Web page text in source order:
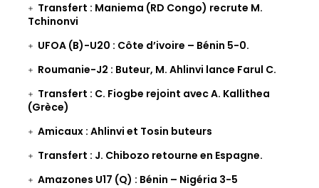
Transfert : Maniema (RD Congo) recrute M.
Tchinonvi
UFOA (B)-U20 : Côte d’ivoire – Bénin 5-0.
Roumanie-J2 : Buteur, M. Ahlinvi lance Farul C.
Transfert : C. Fiogbe rejoint avec A. Kallithea
(Grèce)
Amicaux : Ahlinvi et Tosin buteurs
Transfert : J. Chibozo retourne en Espagne.
Amazones U17 (Q) : Bénin – Nigéria 3-5